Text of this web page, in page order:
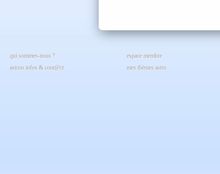
qui sommes-nous ?
astroo infos & cont@ct
espace membre
mes thèmes astro